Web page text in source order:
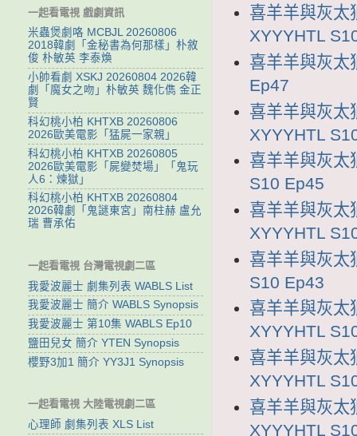
喜羊羊與灰太
XYYYHTL
喜羊羊與灰太
Ep47
喜羊羊與灰太
XYYYHTL
喜羊羊與灰太
S10 Ep45
喜羊羊與灰太
XYYYHTL
喜羊羊與灰太
S10 Ep43
喜羊羊與灰太
XYYYHTL
喜羊羊與灰太
XYYYHTL
喜羊羊與灰太
XYYYHTL
一起看電視 戲劇資訊
米蟲煲劇咯 MCBJL 20260806
2018韓劇「金秘書為何那樣」朴敘
俊 朴敏英 李泰煥
小帥看劇 XSKJ 20260804 2026韓
劇「魔女之吻」朴敏英 魏化儁 金正
賢
科幻桃小柏 KHTXB 20260806
2026歐美電影「猛屍一家親」
科幻桃小柏 KHTXB 20260805
2026歐美電影「屍變焚場」「鬼玩
人6：煉獄」
科幻桃小柏 KHTXB 20260804
2026韓劇「鬼謎東宮」南柱赫 盧允
瑞 曹承佑
一起看電視 台灣電視劇二區
我愛波麗士 劇集列表 WABLS List
我愛波麗士 簡介 WABLS Synopsis
我愛波麗士 第10集 WABLS Ep10
鹽田兒女 簡介 YTEN Synopsis
櫻野3加1 簡介 YY3J1 Synopsis
一起看電視 大陸電視劇二區
心理師 劇集列表 XLS List